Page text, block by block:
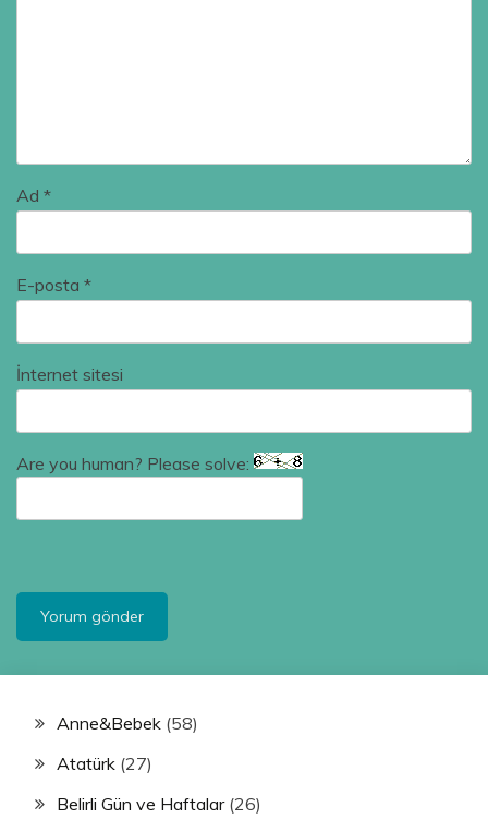
Ad *
E-posta *
İnternet sitesi
Are you human? Please solve:
Anne&Bebek (58)
Atatürk (27)
Belirli Gün ve Haftalar(26)